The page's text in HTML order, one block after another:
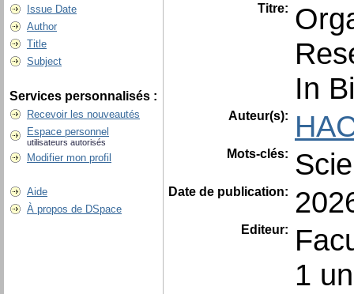
Issue Date
Author
Title
Subject
Services personnalisés :
Recevoir les nouveautés
Espace personnel
utilisateurs autorisés
Modifier mon profil
Aide
À propos de DSpace
Titre:
In
Auteur(s):
Mots-clés:
Date de publication:
Editeur:
1